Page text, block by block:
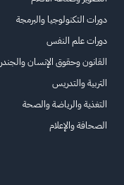
دورات التكنولوجيا والبرمجة
دورات علم النفس
القانون وحقوق الإنسان والجندر
التربية والتدريس
التغذية والرياضة والصحة
الصحافة والإعلام